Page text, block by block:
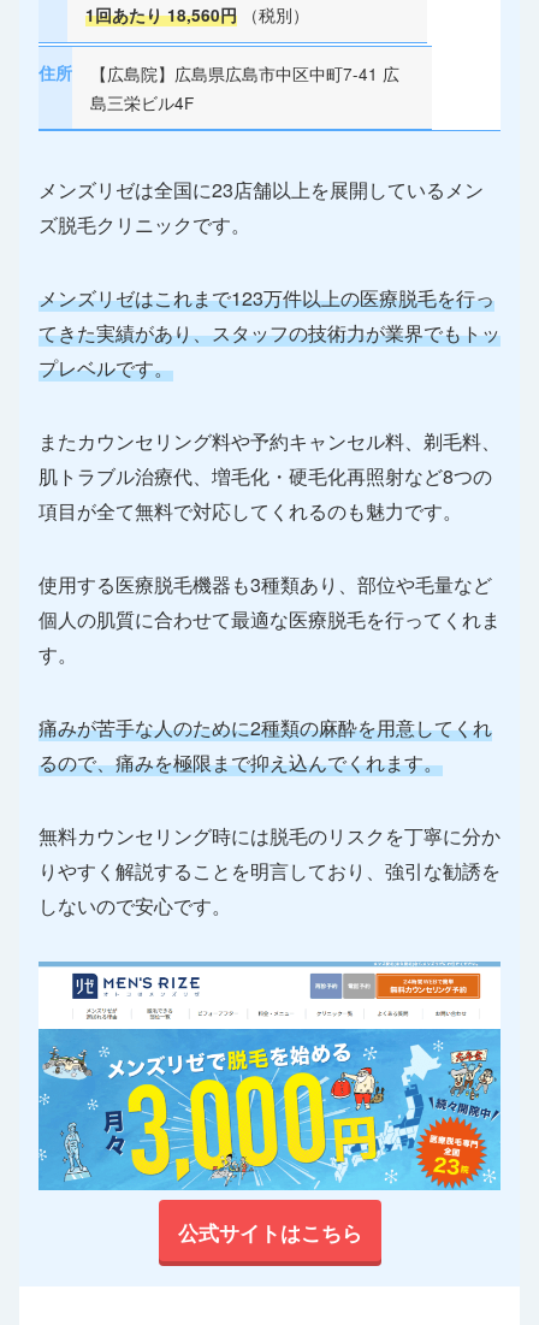
1回あたり 18,560円 （税別）
住所
【広島院】広島県広島市中区中町7-41 広
島三栄ビル4F
メンズリゼは全国に23店舗以上を展開しているメン
ズ脱毛クリニックです。
メンズリゼはこれまで123万件以上の医療脱毛を行っ
てきた実績があり、スタッフの技術力が業界でもトッ
プレベルです。
またカウンセリング料や予約キャンセル料、剃毛料、
肌トラブル治療代、増毛化・硬毛化再照射など8つの
項目が全て無料で対応してくれるのも魅力です。
使用する医療脱毛機器も3種類あり、部位や毛量など
個人の肌質に合わせて最適な医療脱毛を行ってくれま
す。
痛みが苦手な人のために2種類の麻酔を用意してくれ
るので、痛みを極限まで抑え込んでくれます。
無料カウンセリング時には脱毛のリスクを丁寧に分か
りやすく解説することを明言しており、強引な勧誘を
しないので安心です。
公式サイトはこちら